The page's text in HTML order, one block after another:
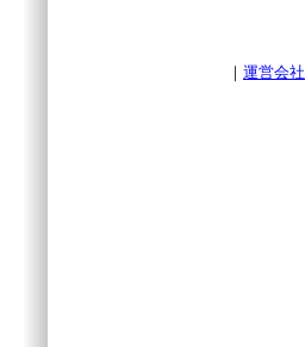
｜ 運営会社